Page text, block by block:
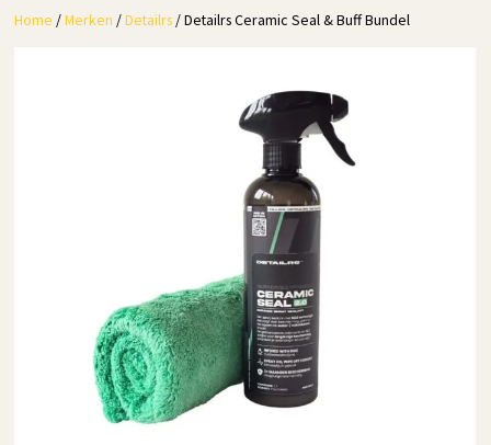
Home /Merken /Detailrs / Detailrs Ceramic Seal & Buff Bundel